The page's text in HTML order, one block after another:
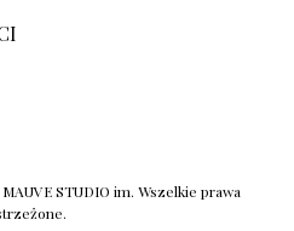
STUDIO im. Wszelkie prawa